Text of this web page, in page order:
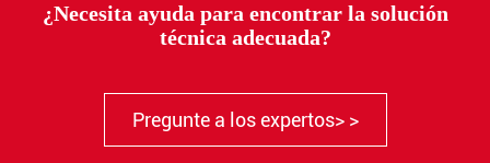
¿Necesita ayuda para encontrar la solución
técnica adecuada?
Pregunte a los expertos> >